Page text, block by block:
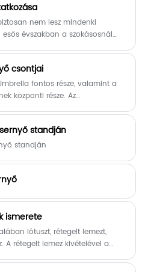
nyitható
a G4Free Ultimate
tökéletes egy
nem lesz mindenki
évszakban a szokásosnál
különféle színekkel és
legforróbb esernyője pedig még
hogy védelmet nyújt az
megakadályozzák az esőt.
beszélni, kiszámoljuk
megnézzük, megéri-e megvenni
csontjai
fontos része, valamint a
központi része. Az
standján
standján
ismerete
lótuszt, rétegelt lemezt,
rétegelt lemez kivételével a